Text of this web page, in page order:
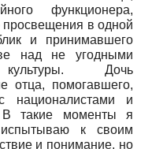
функционера,
просвещения в одной
и принимавшего
над не угодными
Дочь
отца, помогавшего,
националистами и
В такие моменты я
к своим
и понимание, но